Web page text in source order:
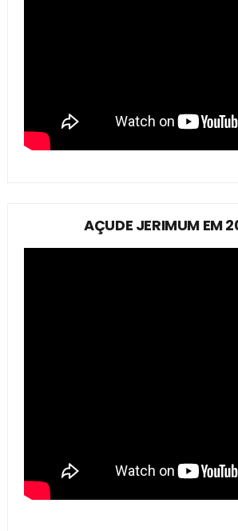
AÇUDE JERIMUM EM